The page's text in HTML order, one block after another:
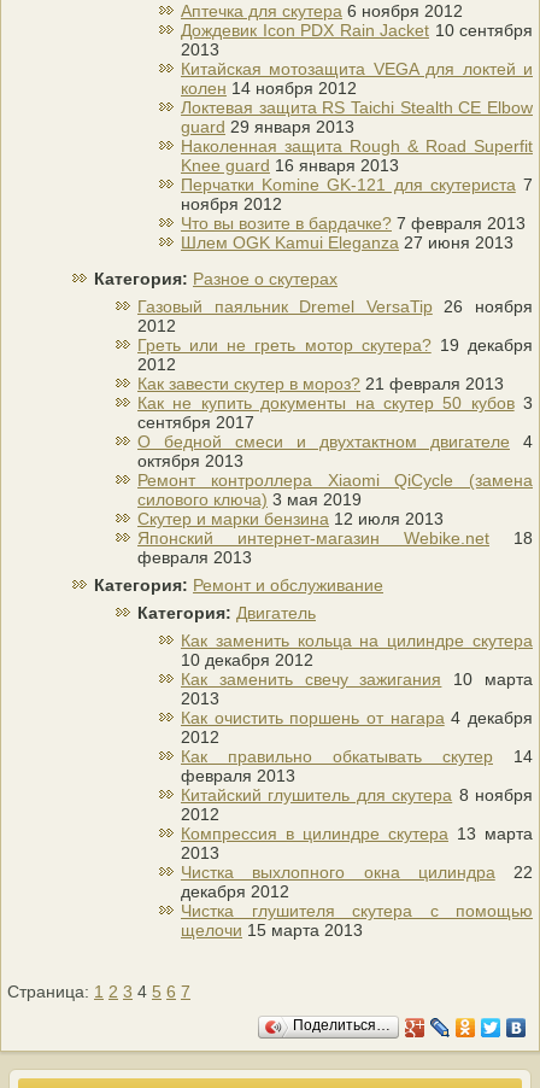
Аптечка для скутера 6 ноября 2012
Дождевик Icon PDX Rain Jacket 10 сентября
2013
Китайская мотозащита VEGA для локтей и
колен 14 ноября 2012
Локтевая защита RS Taichi Stealth CE Elbow
guard 29 января 2013
Наколенная защита Rough & Road Superfit
Knee guard 16 января 2013
Перчатки Komine GK-121 для скутериста 7
ноября 2012
Что вы возите в бардачке? 7 февраля 2013
Шлем OGK Kamui Eleganza 27 июня 2013
Категория: Разное о скутерах
Газовый паяльник Dremel VersaTip26 ноября
2012
Греть или не греть мотор скутера?19 декабря
2012
Как завести скутер в мороз? 21 февраля 2013
Как не купить документы на скутер 50 кубов3
сентября 2017
О бедной смеси и двухтактном двигателе 4
октября 2013
Ремонт контроллера Xiaomi QiCycle (замена
силового ключа) 3 мая 2019
Скутер и марки бензина 12 июля 2013
Японский интернет-магазин Webike.net 18
февраля 2013
Категория: Ремонт и обслуживание
Категория: Двигатель
Как заменить кольца на цилиндре скутера
10 декабря 2012
Как заменить свечу зажигания 10 марта
2013
Как очистить поршень от нагара 4 декабря
2012
Как правильно обкатывать скутер 14
февраля 2013
Китайский глушитель для скутера 8 ноября
2012
Компрессия в цилиндре скутера 13 марта
2013
Чистка выхлопного окна цилиндра 22
декабря 2012
Чистка глушителя скутера с помощью
щелочи 15 марта 2013
Страница: 1 2 3 4 5 6 7
Поделиться…